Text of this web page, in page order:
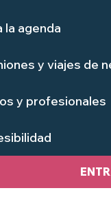
la agenda
y viajes de
y profesionales